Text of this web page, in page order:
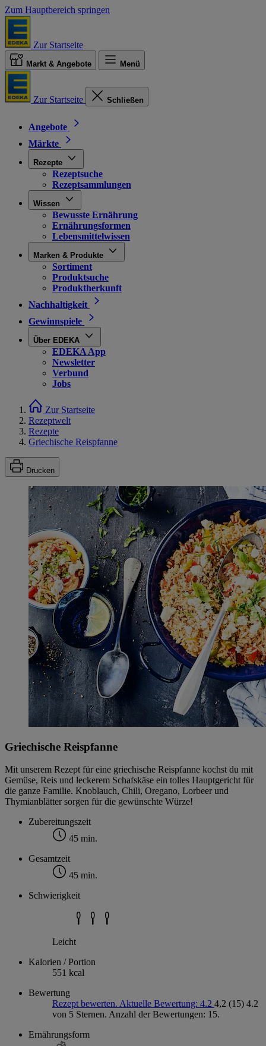
Zum Hauptbereich springen
Zur Startseite
Markt & Angebote Menü
Zur Startseite Schließen
Angebote
Märkte
Rezepte
Rezeptsuche
Rezeptsammlungen
Wissen
Bewusste Ernährung
Ernährungsformen
Lebensmittelwissen
Marken & Produkte
Sortiment
Produktsuche
Produktherkunft
Nachhaltigkeit
Gewinnspiele
Über EDEKA
EDEKA App
Newsletter
Verbund
Jobs
Zur Startseite
Rezeptwelt
Rezepte
Griechische Reispfanne
Drucken
Griechische Reispfanne
Mit unserem Rezept für eine griechische Reispfanne kochst du mit
Gemüse, Reis und leckerem Schafskäse ein tolles Hauptgericht für
die ganze Familie. Knoblauch, Chili, Oregano, Lorbeer und
Thymianblätter sorgen für die gewünschte Würze!
Zubereitungszeit
45 min.
Gesamtzeit
45 min.
Schwierigkeit
Leicht
Kalorien / Portion
551 kcal
Bewertung
Rezept bewerten. Aktuelle Bewertung: 4.2 4,2 (15) 4.2
von 5 Sternen. Anzahl der Bewertungen: 15.
Ernährungsform